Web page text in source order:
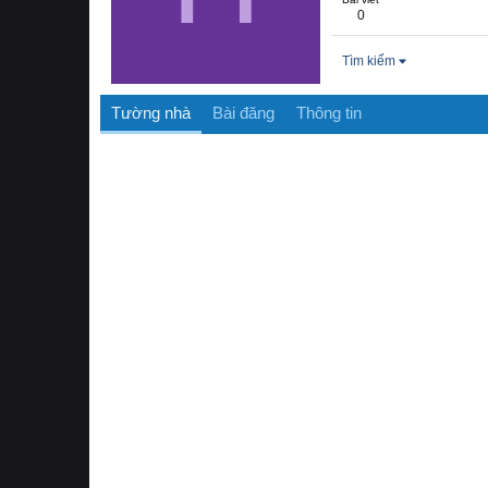
0
Tìm kiếm
Tường nhà Bài đăng Thông tin